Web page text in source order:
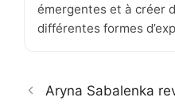
émergentes et à créer
différentes formes
Aryna Sabalenka